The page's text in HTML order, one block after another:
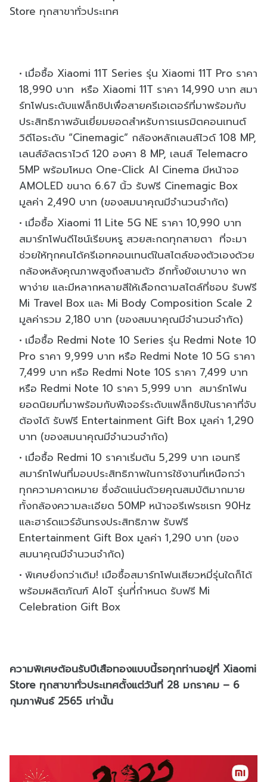
Store ทุกสาขาทั่วประเทศ
เมื่อซื้อ Xiaomi 11T Series รุ่น Xiaomi 11T Pro ราคา
18,990 บาท หรือ Xiaomi 11T ราคา 14,990 บาท สมา
ร์ทโฟนระดับแฟล็กชิปเพื่อสายครีเอเตอร์ที่มาพร้อมกับ
ประสิทธิภาพอันเยี่ยมยอดสำหรับการเนรมิตคอนเทนต์
วิดีโอระดับ “Cinemagic” กล้องหลักเลนส์ไวด์ 108 MP,
เลนส์อัลตราไวด์ 120 องศา 8 MP, เลนส์ Telemacro
5MP พร้อมโหมด One-Click AI Cinema มีหน้าจอ
AMOLED ขนาด 6.67 นิ้ว รับฟรี Cinemagic Box
มูลค่า 2,490 บาท (ของสมนาคุณมีจำนวนจำกัด)
เมื่อซื้อ Xiaomi 11 Lite 5G NE ราคา 10,990 บาท
สมาร์ทโฟนดีไซน์เรียบหรู สวยสะกดทุกสายตา ที่จะมา
ช่วยให้ทุกคนได้ครีเอทคอนเทนต์ในสไตล์ของตัวเองด้วย
กล้องหลังคุณภาพสูงถึงสามตัว อีกทั้งยังเบาบาง พก
พาง่าย และมีหลากหลายสีให้เลือกตามสไตล์ที่ชอบ รับฟรี
Mi Travel Box และ Mi Body Composition Scale 2
มูลค่ารวม 2,180 บาท (ของสมนาคุณมีจำนวนจำกัด)
เมื่อซื้อ Redmi Note 10 Series รุ่น Redmi Note 10
Pro ราคา 9,999 บาท หรือ Redmi Note 10 5G ราคา
7,499 บาท หรือ Redmi Note 10S ราคา 7,499 บาท
หรือ Redmi Note 10 ราคา 5,999 บาท สมาร์ทโฟน
ยอดนิยมที่มาพร้อมกับฟีเจอร์ระดับแฟล็กชิปในราคาที่จับ
ต้องได้ รับฟรี Entertainment Gift Box มูลค่า 1,290
บาท (ของสมนาคุณมีจำนวนจำกัด)
เมื่อซื้อ Redmi 10 ราคาเริ่มต้น 5,299 บาท เอนทรี
สมาร์ทโฟนที่มอบประสิทธิภาพในการใช้งานที่เหนือกว่า
ทุกความคาดหมาย ซึ่งอัดแน่นด้วยคุณสมบัติมากมาย
ทั้งกล้องความละเอียด 50MP หน้าจอรีเฟรชเรท 90Hz
และฮาร์ดแวร์อันทรงประสิทธิภาพ รับฟรี
Entertainment Gift Box มูลค่า 1,290 บาท (ของ
สมนาคุณมีจำนวนจำกัด)
พิเศษยิ่งกว่าเดิม! เมือซื้อสมาร์ทโฟนเสียวหมี่รุ่นใดก็ได้
พร้อมผลิตภัณฑ์ AIoT รุ่นที่่กำหนด รับฟรี Mi
Celebration Gift Box
ความพิเศษต้อนรับปีเสือทองแบบนี้รอทุกท่านอยู่ที่ Xiaomi
Store ทุกสาขาทั่วประเทศตั้งแต่วันที่ 28 มกราคม – 6
กุมภาพันธ์ 2565 เท่านั้น